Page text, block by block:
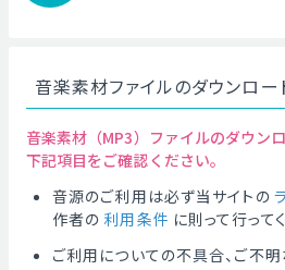
音楽素材ファイルのダウンロー
音楽素材（MP3）ファイルのダウン
下記項目をご確認ください。
音源のご利用は必ず当サイトの
作者の 利用条件 に則って行って
ご利用についての不具合、ご不